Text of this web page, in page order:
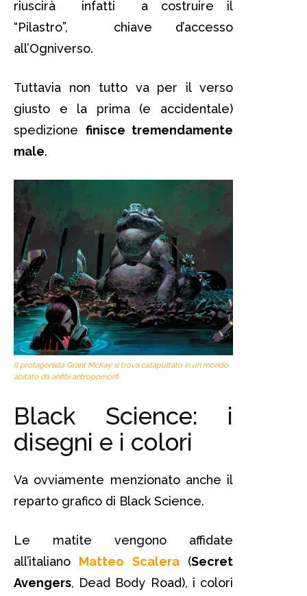
riuscirà infatti a costruire il
“Pilastro”, chiave d’accesso
all’Ogniverso.
Tuttavia non tutto va per il verso
giusto e la prima (e accidentale)
spedizione finisce tremendamente
male.
Il protagonista Grant McKay si trova catapultato in un mondo
abitato da anfibi antropomorfi
Black Science: i
disegni e i colori
Va ovviamente menzionato anche il
reparto grafico di Black Science.
Le matite vengono affidate
all’italiano Matteo Scalera(Secret
Avengers, Dead Body Road), i colori